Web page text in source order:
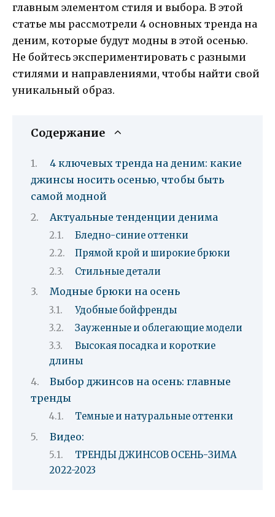
главным элементом стиля и выбора. В этой
статье мы рассмотрели 4 основных тренда на
деним, которые будут модны в этой осенью.
Не бойтесь экспериментировать с разными
стилями и направлениями, чтобы найти свой
уникальный образ.
Содержание
4 ключевых тренда на деним: какие
джинсы носить осенью, чтобы быть
самой модной
Актуальные тенденции денима
Бледно-синие оттенки
Прямой крой и широкие брюки
Стильные детали
Модные брюки на осень
Удобные бойфренды
Зауженные и облегающие модели
Высокая посадка и короткие
длины
Выбор джинсов на осень: главные
тренды
Темные и натуральные оттенки
Видео:
ТРЕНДЫ ДЖИНСОВ ОСЕНЬ-ЗИМА
2022-2023